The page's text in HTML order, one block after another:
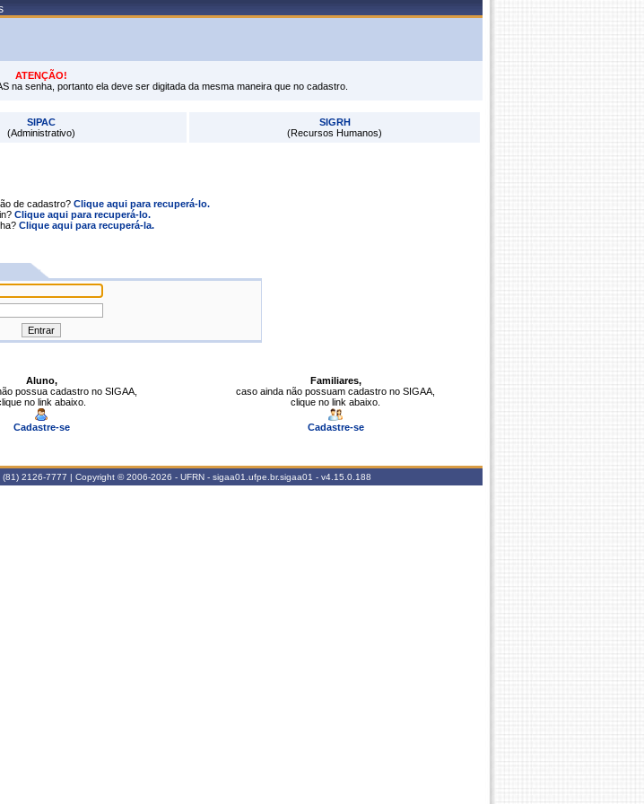
ATENÇÃO!
na senha, portanto ela deve ser digitada da mesma maneira que no cadastro.
SIPAC
(Administrativo)
SIGRH
(Recursos Humanos)
de cadastro? Clique aqui para recuperá-lo.
Clique aqui para recuperá-lo.
Clique aqui para recuperá-la.
Aluno,
possua cadastro no SIGAA,
no link abaixo.
Cadastre-se
Familiares,
caso ainda não possuam cadastro no SIGAA,
clique no link abaixo.
Cadastre-se
2126-7777 | Copyright © 2006-2026 - UFRN - sigaa01.ufpe.br.sigaa01 - v4.15.0.188